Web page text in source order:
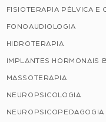
FISIOTERAPIA PÉLVICA E
FONOAUDIOLOGIA
HIDROTERAPIA
IMPLANTES HORMONAIS
MASSOTERAPIA
NEUROPSICOLOGIA
NEUROPSICOPEDAGOGIA